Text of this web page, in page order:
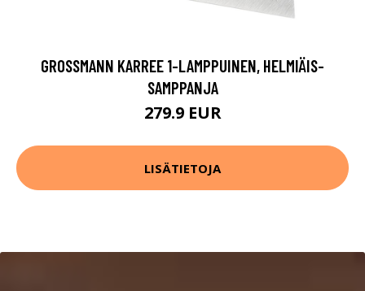
GROSSMANN KARREE 1-LAMPPUINEN, HELMIÄIS-
SAMPPANJA
279.9 EUR
LISÄTIETOJA